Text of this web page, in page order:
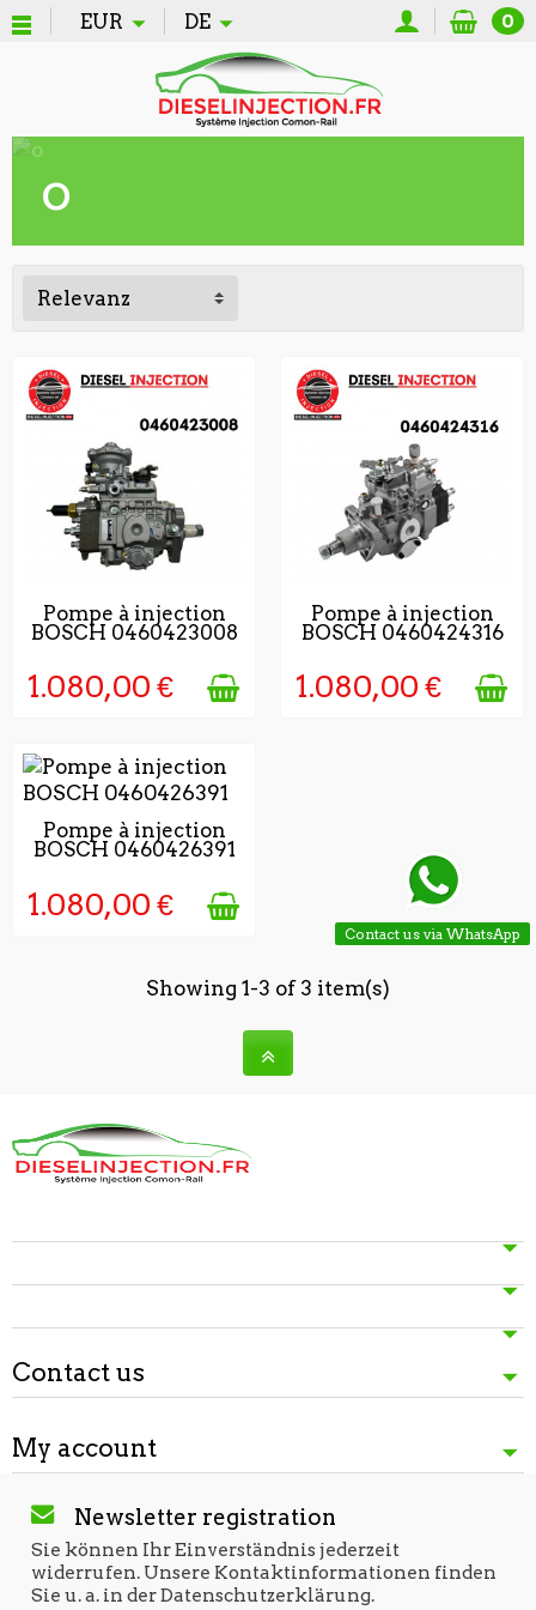
EUR DE 0
o
Relevanz
5 À 7 JOURS APRÉS
LA VALIDATION DE
Pompe à injection
BOSCH 0460423008
1.080,00 €
5 À 7 JOURS APRÉS
LA VALIDATION DE
Pompe à injection
BOSCH 0460424316
1.080,00 €
5 À 7 JOURS APRÉS
LA VALIDATION DE
Pompe à injection
BOSCH 0460426391
1.080,00 €
Showing 1-3 of 3 item(s)
Contact us
My account
Contact us via WhatsApp
Newsletter registration
Sie können Ihr Einverständnis jederzeit
widerrufen. Unsere Kontaktinformationen finden
Sie u. a. in der Datenschutzerklärung.